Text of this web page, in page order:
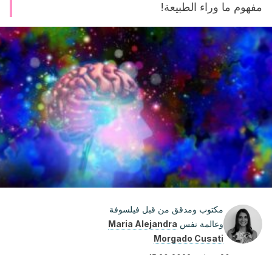
مفهوم ما وراء الطبيعة!
مكتوب ومدقق من قبل فيلسوفة
وعالمة نفس Maria Alejandra
Morgado Cusati